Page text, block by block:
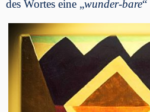
des Wortes eine „wunder-bare